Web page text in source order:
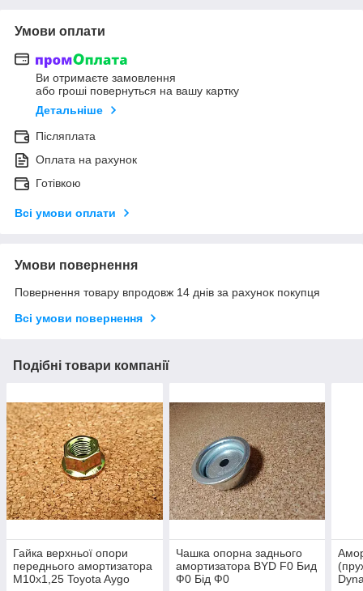
Умови оплати
Ви отримаєте замовлення
або гроші повернуться на вашу картку
Детальніше
Післяплата
Оплата на рахунок
Готівкою
Всі умови оплати
Умови повернення
Повернення товару впродовж 14 днів за рахунок покупця
Всі умови повернення
Подібні товари компанії
Гайка верхньої опори
переднього амортизатора
М10х1,25 Toyota Aygo
Чашка опорна заднього
амортизатора BYD F0 Бид
Ф0 Бід Ф0